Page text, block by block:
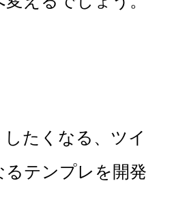
したくなる、ツイ
テンプレを開発